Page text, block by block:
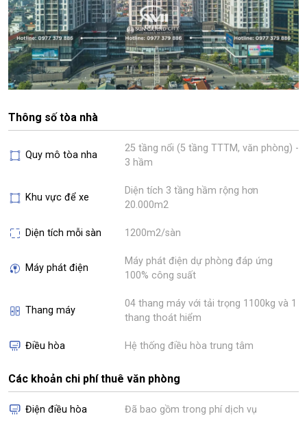
Thông số tòa nhà
Quy mô tòa nha
25 tầng nổi (5 tầng TTTM, văn phòng) -
3 hầm
Khu vực để xe
Diện tích 3 tầng hầm rộng hơn
20.000m2
Diện tích mỗi sàn 1200m2/sàn
Máy phát điện
Máy phát điện dự phòng đáp ứng
100% công suất
Thang máy
04 thang máy với tải trọng 1100kg và 1
thang thoát hiểm
Điều hòa Hệ thống điều hòa trung tâm
Các khoản chi phí thuê văn phòng
Điện điều hòa Đã bao gồm trong phí dịch vụ